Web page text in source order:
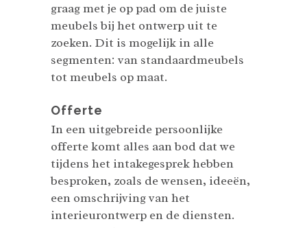
graag met je op pad om de juiste
meubels bij het ontwerp uit te
zoeken. Dit is mogelijk in alle
segmenten: van standaardmeubels
tot meubels op maat.
Offerte
In een uitgebreide persoonlijke
offerte komt alles aan bod dat we
tijdens het intakegesprek hebben
besproken, zoals de wensen, ideeën,
een omschrijving van het
interieurontwerp en de diensten.